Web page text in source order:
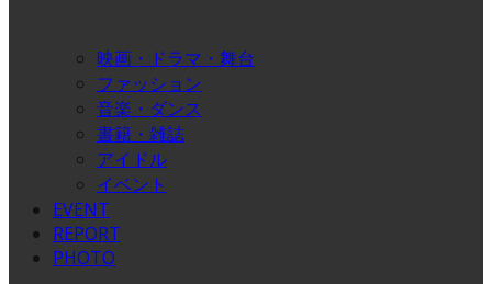
映画・ドラマ・舞台
ファッション
音楽・ダンス
書籍・雑誌
アイドル
イベント
EVENT
REPORT
PHOTO